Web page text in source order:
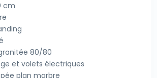
cm
80/80
et volets électriques
plan marbre